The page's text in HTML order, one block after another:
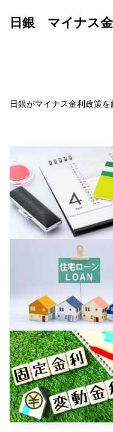
日銀 マイナス
日銀がマイナス金利政策を